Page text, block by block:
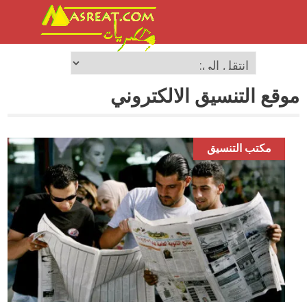
موقع التنسيق الالكتروني
مكتب التنسيق